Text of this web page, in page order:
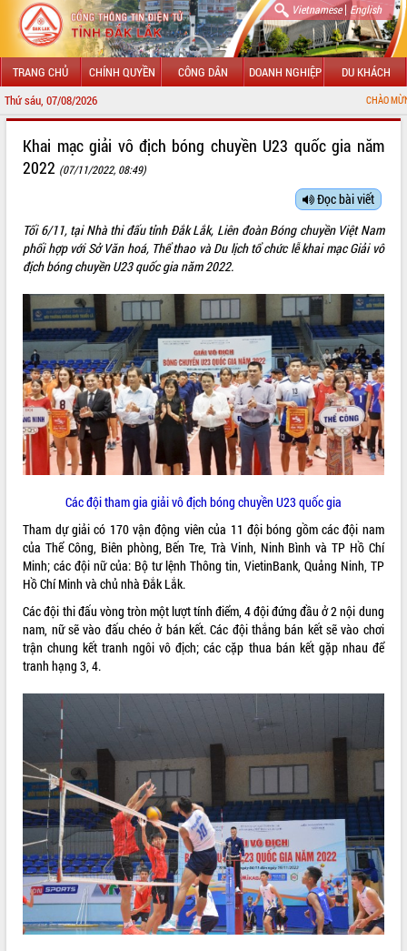
Vietnamese| English
TRANG CHỦ CHÍNH QUYỀN CÔNG DÂN DOANH NGHIỆP DU KHÁCH
Thứ sáu, 07/08/2026 CHÀO MỪNG ĐẾN
LÃNH ĐẠO UBND TỈNH
SỞ, BAN, NGÀNH
THÔNG TIN CHỈ ĐẠO ĐIỀU HÀNH
HỆ THỐNG VĂN BẢN
VĂN BẢN HĐND TỈNH
ĐIỂM TIN VĂN BẢN
QUY HOẠCH - KẾ HOẠCH
VIDEO
Khai mạc giải vô địch bóng chuyền U23 quốc gia năm
2022 (07/11/2022, 08:49)
Đọc bài viết
Tối 6/11, tại Nhà thi đấu tỉnh Đắk Lắk, Liên đoàn Bóng chuyền Việt Nam
phối hợp với Sở Văn hoá, Thể thao và Du lịch tổ chức lễ khai mạc Giải vô
địch bóng chuyền U23 quốc gia năm 2022.
Các đội tham gia giải vô địch bóng chuyền U23 quốc gia
Tham dự giải có 170 vận động viên của 11 đội bóng gồm các đội nam
của Thể Công, Biên phòng, Bến Tre, Trà Vinh, Ninh Bình và TP Hồ Chí
Minh; các đội nữ của: Bộ tư lệnh Thông tin, VietinBank, Quảng Ninh, TP
Hồ Chí Minh và chủ nhà Đắk Lắk.
Các đội thi đấu vòng tròn một lượt tính điểm, 4 đội đứng đầu ở 2 nội dung
nam, nữ sẽ vào đấu chéo ở bán kết. Các đội thắng bán kết sẽ vào chơi
trận chung kết tranh ngôi vô địch; các cặp thua bán kết gặp nhau để
tranh hạng 3, 4.